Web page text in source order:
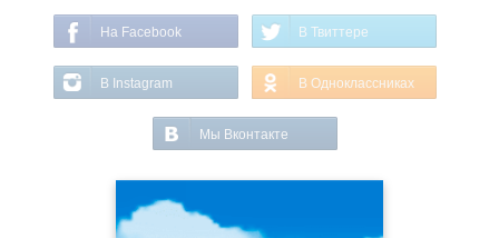
На Facebook В Твиттере
В Instagram В Одноклассниках
Мы Вконтакте